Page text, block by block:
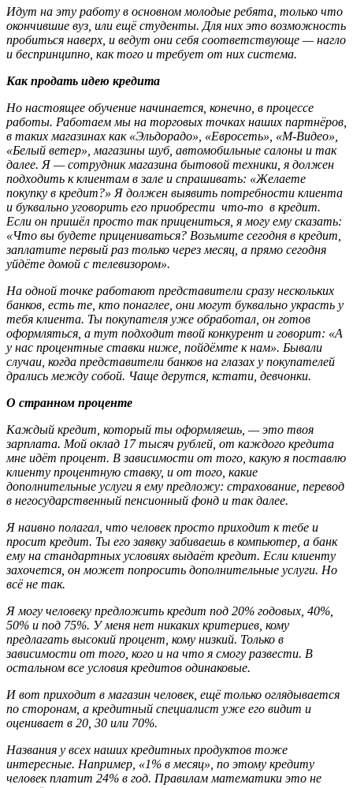
Идут на эту работу в основном молодые ребята, только что
окончившие вуз, или ещё студенты. Для них это возможность
пробиться наверх, и ведут они себя соответствующе — нагло
и беспринципно, как того и требует от них система.
Как продать идею кредита
Но настоящее обучение начинается, конечно, в процессе
работы. Работаем мы на торговых точках наших партнёров,
в таких магазинах как «Эльдорадо», «Евросеть», «М-Видео»,
«Белый ветер», магазины шуб, автомобильные салоны и так
далее. Я — сотрудник магазина бытовой техники, я должен
подходить к клиентам в зале и спрашивать: «Желаете
покупку в кредит?» Я должен выявить потребности клиента
и буквально уговорить его приобрести что-то в кредит.
Если он пришёл просто так прицениться, я могу ему сказать:
«Что вы будете прицениваться? Возьмите сегодня в кредит,
заплатите первый раз только через месяц, а прямо сегодня
уйдёте домой с телевизором».
На одной точке работают представители сразу нескольких
банков, есть те, кто понаглее, они могут буквально украсть у
тебя клиента. Ты покупателя уже обработал, он готов
оформляться, а тут подходит твой конкурент и говорит: «А
у нас процентные ставки ниже, пойдёмте к нам». Бывали
случаи, когда представители банков на глазах у покупателей
дрались между собой. Чаще дерутся, кстати, девчонки.
О странном проценте
Каждый кредит, который ты оформляешь, — это твоя
зарплата. Мой оклад 17 тысяч рублей, от каждого кредита
мне идёт процент. В зависимости от того, какую я поставлю
клиенту процентную ставку, и от того, какие
дополнительные услуги я ему предложу: страхование, перевод
в негосударственный пенсионный фонд и так далее.
Я наивно полагал, что человек просто приходит к тебе и
просит кредит. Ты его заявку забиваешь в компьютер, а банк
ему на стандартных условиях выдаёт кредит. Если клиенту
захочется, он может попросить дополнительные услуги. Но
всё не так.
Я могу человеку предложить кредит под 20% годовых, 40%,
50% и под 75%. У меня нет никаких критериев, кому
предлагать высокий процент, кому низкий. Только в
зависимости от того, кого и на что я смогу развести. В
остальном все условия кредитов одинаковые.
И вот приходит в магазин человек, ещё только оглядывается
по сторонам, а кредитный специалист уже его видит и
оценивает в 20, 30 или 70%.
Названия у всех наших кредитных продуктов тоже
интересные. Например, «1% в месяц», по этому кредиту
человек платит 24% в год. Правилам математики это не